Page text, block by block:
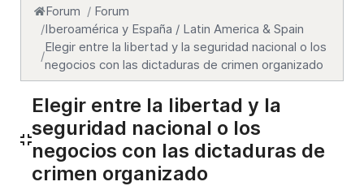
Forum
Forum
Iberoamérica y España / Latin America & Spain
Elegir entre la libertad y la seguridad nacional o los
negocios con las dictaduras de crimen organizado
Elegir entre la libertad y la
seguridad nacional o los
negocios con las dictaduras de
crimen organizado